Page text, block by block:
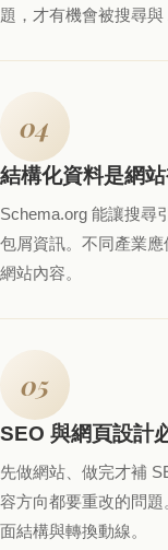
題，才有機會被搜尋與
04
結構化資料是網
Schema.org 能讓搜尋
包屑資訊。不同產業
網站內容。
05
SEO 與網頁設計
先做網站、做完才補
容方向都要重改的問
面結構與轉換動線。